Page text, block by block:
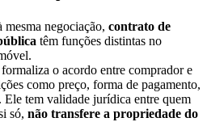
mesma negociação, contrato de
têm funções distintas no
o acordo entre comprador e
como preço, forma de pagamento,
Ele tem validade jurídica entre quem
só, não transfere a propriedade do